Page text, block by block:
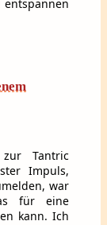
Tantric
Impuls,
war
für eine
kann. Ich